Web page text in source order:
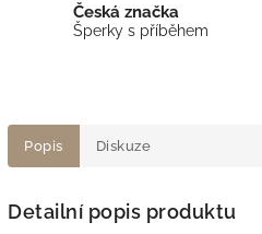
Česká značka
Šperky s příběhem
Popis Diskuze
Detailní popis produktu